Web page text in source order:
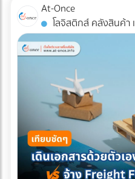
ขัง สิ่งที่ต้องทำ: ก่อนปูพื้นใหม่ ค
พื้นคอนกรีตว่าสามารถทำให้น้ำไ
ควรเพิ่มจุดระบายน้ำ หรือใส่ตะแกร
จุดบอดสำคัญ: ทำไม "ระบบกัน
ขาด? หลายคนมักตกหลุมพร
เทียม (Wood Plastic
พื้นคอนกรีตดาดฟ้าเดิมโดยตร
แรงดี แต่นี่คือ "ฝันร้าย" ที่รอวั
ธรรมชาติของพื้นคอนกรีตดา
หลายปี ย่อมมีการยืดและหดตั
(Hairline Cracks)" ที่ตาเปล่
น้ำฝนจะซึมผ่านร่องพื้นลงไปขั
เกล็ดน้ำแข็ง (Freezer Burn) หรื
ห้องเย็นไหม?" ความกังวลนี้คือ
อุตสาหกรรมอาหารแช่แข็ง การ
ทำให้อายุการเก็บรักษาที่เคยอยู่
ฮวบฮาบ หรือเกิดความเสียห
อย่างรุนแรงต่อกำไรและชื่อเสีย
ความท้าทายนี้ตามความเป็นจ
วิศวกรรมที่จะช่วยให้โรงงาน
แข็งยังคงคุณภาพสมบูรณ์ 100% ทำไมบรรจุภัณฑ์รักษ์โลก
ถึงสอบตกใน "ห้องเย็น"? หน้
แข็งคือการทนต่ออุณหภูมิติดล
และต้องเป็น "เกราะป้องกัน
At-Once
โลจิสติกส์ คลังสินค้า